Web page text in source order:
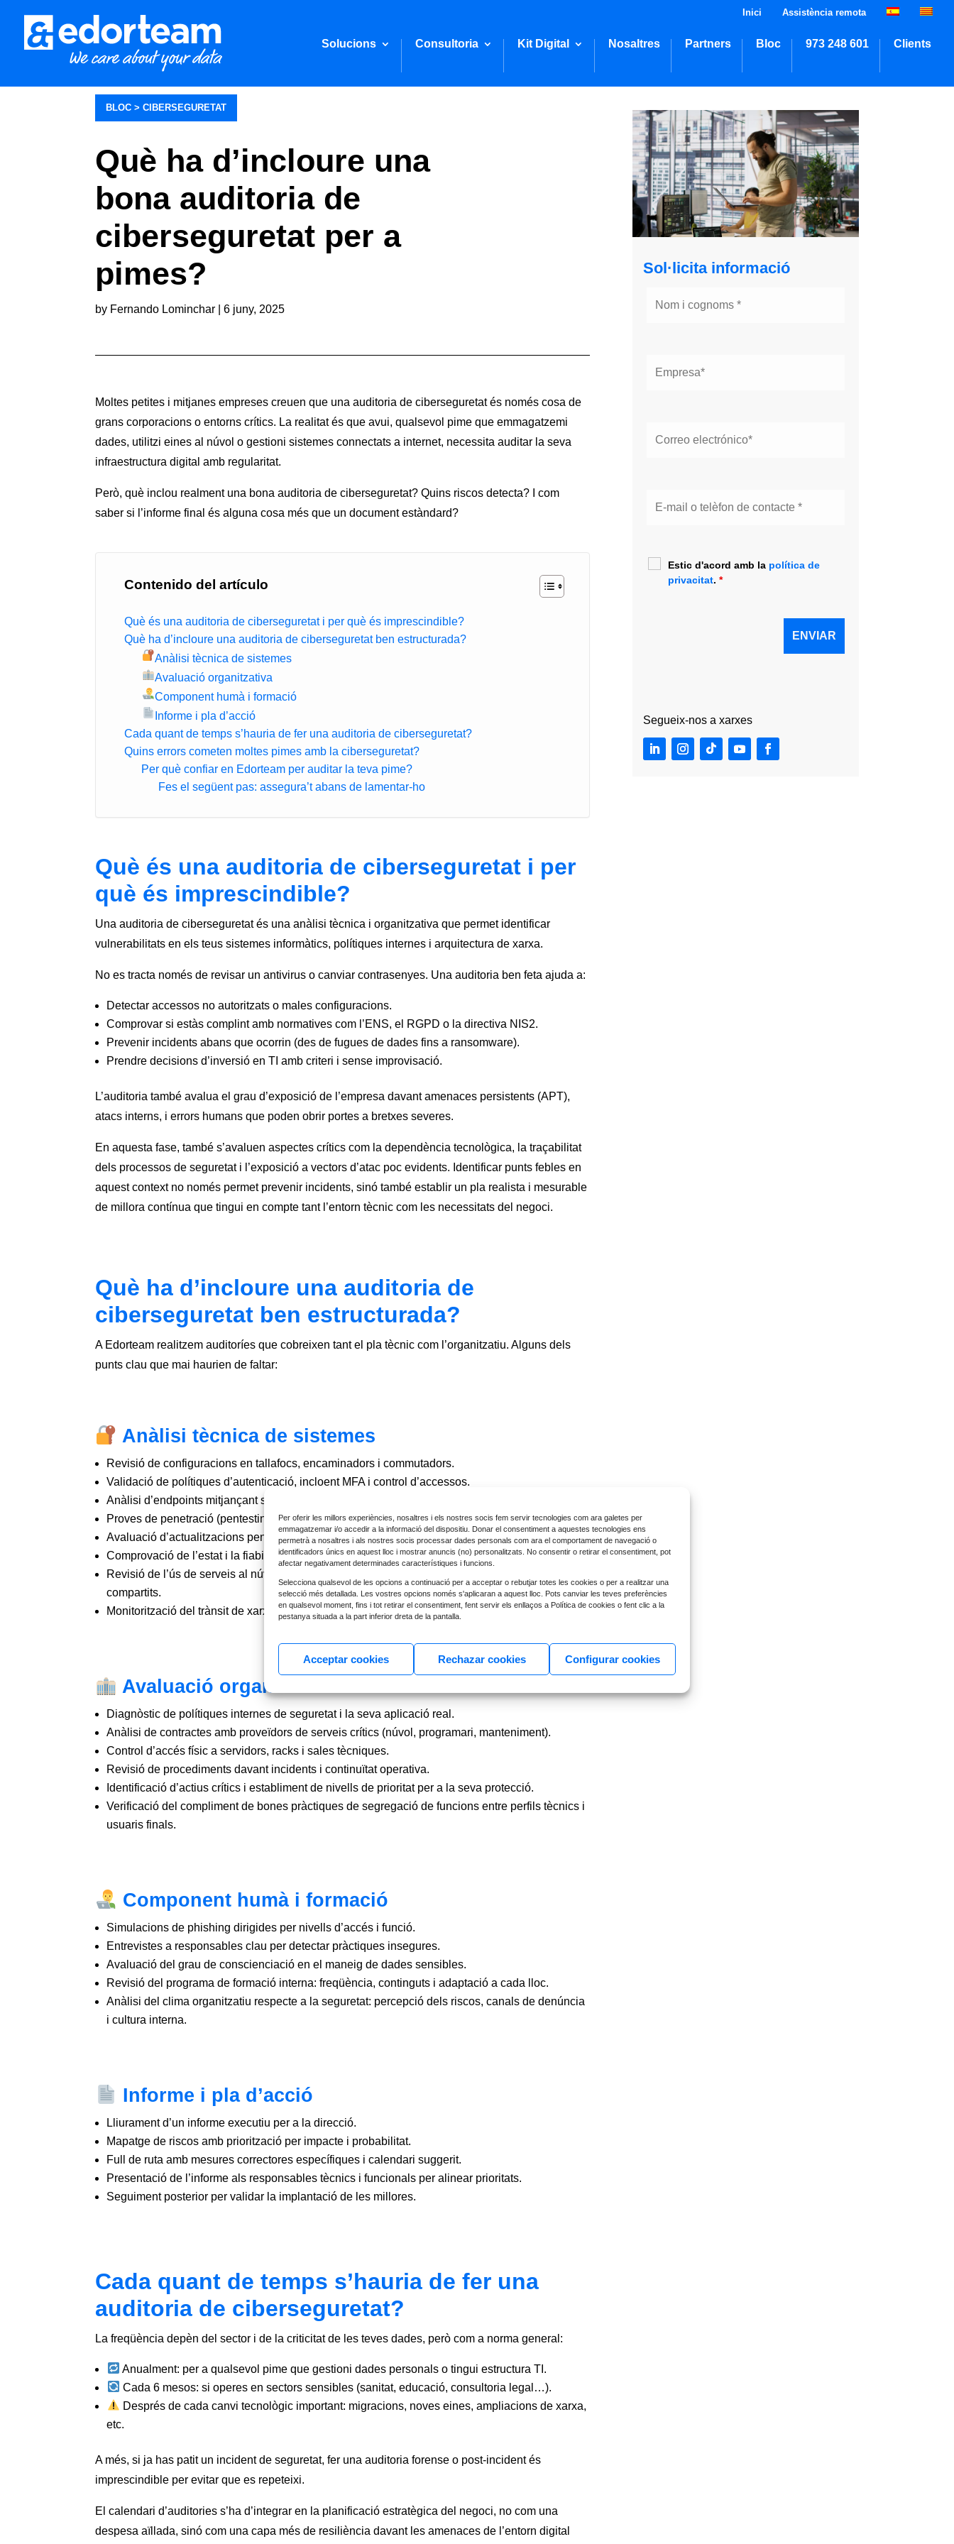
Per oferir les millors experiències, nosaltres i els nostres socis fem servir tecnologies com ara galetes per
emmagatzemar i/o accedir a la informació del dispositiu. Donar el consentiment a aquestes tecnologies ens
permetrà a nosaltres i als nostres socis processar dades personals com ara el comportament de navegació o
identificadors únics en aquest lloc i mostrar anuncis (no) personalitzats. No consentir o retirar el consentiment, pot
afectar negativament determinades característiques i funcions.
Selecciona qualsevol de les opcions a continuació per a acceptar o rebutjar totes les cookies o per a realitzar una
selecció més detallada. Les vostres opcions només s'aplicaran a aquest lloc. Pots canviar les teves preferències
en qualsevol moment, fins i tot retirar el consentiment, fent servir els enllaços a Política de cookies o fent clic a la
pestanya situada a la part inferior dreta de la pantalla.
Acceptar cookies Rechazar cookies Configurar cookies
Inici Assistència remota
Solucions Consultoria Kit Digital Nosaltres Partners Bloc 973 248 601 Clients
BLOC >CIBERSEGURETAT
Què ha d’incloure una
bona auditoria de
ciberseguretat per a
pimes?
by Fernando Lominchar |6 juny, 2025
Moltes petites i mitjanes empreses creuen que una auditoria de ciberseguretat és només cosa de
grans corporacions o entorns crítics. La realitat és que avui, qualsevol pime que emmagatzemi
dades, utilitzi eines al núvol o gestioni sistemes connectats a internet, necessita auditar la seva
infraestructura digital amb regularitat.
Però, què inclou realment una bona auditoria de ciberseguretat? Quins riscos detecta? I com
saber si l’informe final és alguna cosa més que un document estàndard?
Contenido del artículo
Què és una auditoria de ciberseguretat i per què és imprescindible?
Què ha d’incloure una auditoria de ciberseguretat ben estructurada?
Anàlisi tècnica de sistemes
Avaluació organitzativa
Component humà i formació
Informe i pla d’acció
Cada quant de temps s’hauria de fer una auditoria de ciberseguretat?
Quins errors cometen moltes pimes amb la ciberseguretat?
Per què confiar en Edorteam per auditar la teva pime?
Fes el següent pas: assegura’t abans de lamentar-ho
Què és una auditoria de ciberseguretat i per
què és imprescindible?
Una auditoria de ciberseguretat és una anàlisi tècnica i organitzativa que permet identificar
vulnerabilitats en els teus sistemes informàtics, polítiques internes i arquitectura de xarxa.
No es tracta només de revisar un antivirus o canviar contrasenyes. Una auditoria ben feta ajuda a:
Detectar accessos no autoritzats o males configuracions.
Comprovar si estàs complint amb normatives com l’ENS, el RGPD o la directiva NIS2.
Prevenir incidents abans que ocorrin (des de fugues de dades fins a ransomware).
Prendre decisions d’inversió en TI amb criteri i sense improvisació.
L’auditoria també avalua el grau d’exposició de l’empresa davant amenaces persistents (APT),
atacs interns, i errors humans que poden obrir portes a bretxes severes.
En aquesta fase, també s’avaluen aspectes crítics com la dependència tecnològica, la traçabilitat
dels processos de seguretat i l’exposició a vectors d’atac poc evidents. Identificar punts febles en
aquest context no només permet prevenir incidents, sinó també establir un pla realista i mesurable
de millora contínua que tingui en compte tant l’entorn tècnic com les necessitats del negoci.
Què ha d’incloure una auditoria de
ciberseguretat ben estructurada?
A Edorteam realitzem auditoríes que cobreixen tant el pla tècnic com l’organitzatiu. Alguns dels
punts clau que mai haurien de faltar:
Anàlisi tècnica de sistemes
Revisió de configuracions en tallafocs, encaminadors i commutadors.
Validació de polítiques d’autenticació, incloent MFA i control d’accessos.
Anàlisi d’endpoints mitjançant solucions EDR per detectar activitat anòmala.
Proves de penetració (pentesting) sobre serveis interns i exposats a internet.
Avaluació d’actualitzacions pendents i gestió de pegats.
Comprovació de l’estat i la fiabilitat de les còpies de seguretat i plans de recuperació.
Revisió de l’ús de serveis al núvol, control de dades sincronitzades i accessos a comptes
compartits.
Monitorització del trànsit de xarxa per detectar patrons anòmals o connexions sospitoses.
Avaluació organitzativa
Diagnòstic de polítiques internes de seguretat i la seva aplicació real.
Anàlisi de contractes amb proveïdors de serveis crítics (núvol, programari, manteniment).
Control d’accés físic a servidors, racks i sales tècniques.
Revisió de procediments davant incidents i continuïtat operativa.
Identificació d’actius crítics i establiment de nivells de prioritat per a la seva protecció.
Verificació del compliment de bones pràctiques de segregació de funcions entre perfils tècnics i
usuaris finals.
Component humà i formació
Simulacions de phishing dirigides per nivells d’accés i funció.
Entrevistes a responsables clau per detectar pràctiques insegures.
Avaluació del grau de conscienciació en el maneig de dades sensibles.
Revisió del programa de formació interna: freqüència, continguts i adaptació a cada lloc.
Anàlisi del clima organitzatiu respecte a la seguretat: percepció dels riscos, canals de denúncia
i cultura interna.
Informe i pla d’acció
Lliurament d’un informe executiu per a la direcció.
Mapatge de riscos amb priorització per impacte i probabilitat.
Full de ruta amb mesures correctores específiques i calendari suggerit.
Presentació de l’informe als responsables tècnics i funcionals per alinear prioritats.
Seguiment posterior per validar la implantació de les millores.
Cada quant de temps s’hauria de fer una
auditoria de ciberseguretat?
La freqüència depèn del sector i de la criticitat de les teves dades, però com a norma general:
Anualment: per a qualsevol pime que gestioni dades personals o tingui estructura TI.
Cada 6 mesos: si operes en sectors sensibles (sanitat, educació, consultoria legal…).
Després de cada canvi tecnològic important: migracions, noves eines, ampliacions de xarxa,
etc.
A més, si ja has patit un incident de seguretat, fer una auditoria forense o post-incident és
imprescindible per evitar que es repeteixi.
El calendari d’auditories s’ha d’integrar en la planificació estratègica del negoci, no com una
despesa aïllada, sinó com una capa més de resiliència davant les amenaces de l’entorn digital
Sol·licita informació
Estic d'acord amb lapolítica de
privacitat. *
Segueix-nos a xarxes
privacitat.*